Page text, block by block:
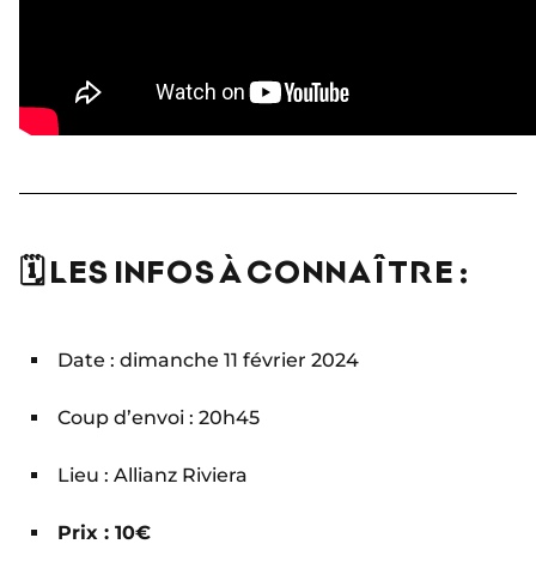
🗓 LES INFOS À CONNAÎTRE :
Date : dimanche 11 février 2024
Coup d’envoi : 20h45
Lieu : Allianz Riviera
Prix : 10€